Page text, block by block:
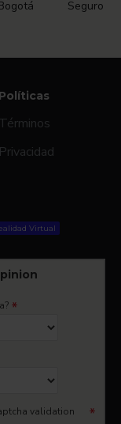
Seguro
Virtual
Políticas
Términos
Privacidad
validation